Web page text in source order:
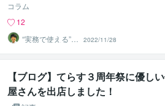
コラム
12
“実務で使える”改
善パートナー／
かめきち
2022/11/28
【ブログ】てらす３周年祭に優し
屋さんを出店しました！